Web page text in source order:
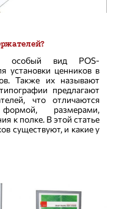
особый вид POS-
установки ценников в
Также их называют
предлагают
что отличаются
размерами,
к полке. В этой статье
существуют, и какие у